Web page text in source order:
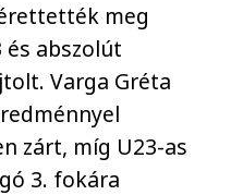
meg
és abszolút
Varga Gréta
zárt, míg U23-as
3. fokára